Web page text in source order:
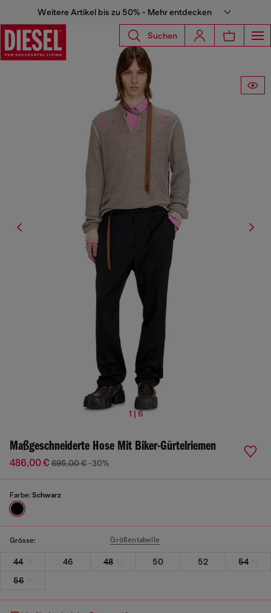
Weitere Artikel bis zu 50% - Mehr entdecken
Suchen
1 | 6
Maßgeschneiderte Hose Mit Biker-Gürtelriemen
486,00 € 695,00 € -30%
Farbe: Schwarz
Grösse: Größentabelle
44 46 48 50 52
54
56